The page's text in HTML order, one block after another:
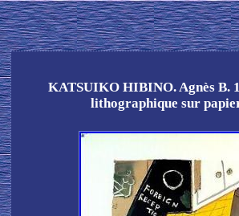
KATSUIKO HIBINO. Agnès B.
lithographique sur